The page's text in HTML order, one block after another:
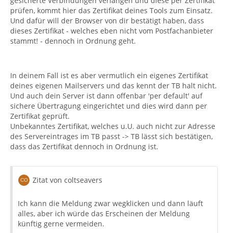
prüfen, kommt hier das Zertifikat deines Tools zum Einsatz.
Und dafür will der Browser von dir bestätigt haben, dass
dieses Zertifikat - welches eben nicht vom Postfachanbieter
stammt! - dennoch in Ordnung geht.
In deinem Fall ist es aber vermutlich ein eigenes Zertifikat
deines eigenen Mailservers und das kennt der TB halt nicht.
Und auch dein Server ist dann offenbar 'per default' auf
sichere Übertragung eingerichtet und dies wird dann per
Zertifikat geprüft.
Unbekanntes Zertifikat, welches u.U. auch nicht zur Adresse
des Servereintrages im TB passt -> TB lässt sich bestätigen,
dass das Zertifikat dennoch in Ordnung ist.
Zitat von coltseavers
Ich kann die Meldung zwar wegklicken und dann läuft
alles, aber ich würde das Erscheinen der Meldung
künftig gerne vermeiden.